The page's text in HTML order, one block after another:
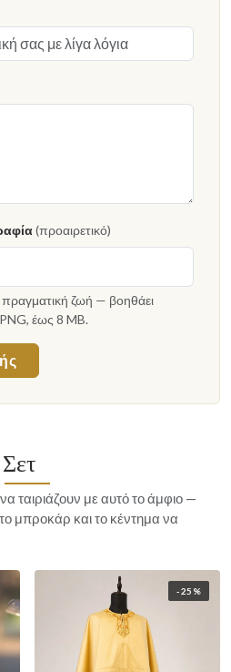
(προαιρετικό)
πραγματική ζωή — βοηθάει
έως 8 MB.
ταιριάζουν με αυτό το άμφιο —
μπροκάρ και το κέντημα να
-25%